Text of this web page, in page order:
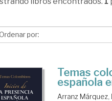
Temas
española
Arranz Márquez,